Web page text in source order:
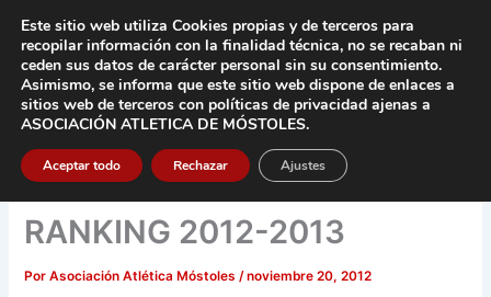
contenido
RANKING 2012-2013
PorAsociación Atlética Móstoles/noviembre 20, 2012
Este sitio web utiliza Cookies propias y de terceros para
recopilar información con la finalidad técnica, no se recaban ni
ceden sus datos de carácter personal sin su consentimiento.
Asimismo, se informa que este sitio web dispone de enlaces a
sitios web de terceros con políticas de privacidad ajenas a
ASOCIACIÓN ATLETICA DE MÓSTOLES.
Aceptar todo Rechazar Ajustes